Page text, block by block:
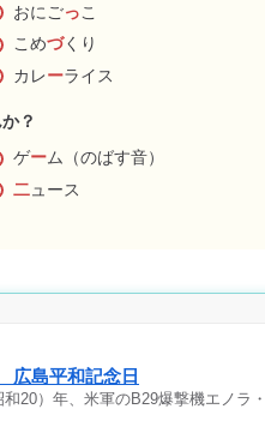
おにごっこ
こめづくり
カレーライス
？
ゲーム（のばす音）
二ュース
島平和記念日
和20）年、米軍のB29爆撃機エノ